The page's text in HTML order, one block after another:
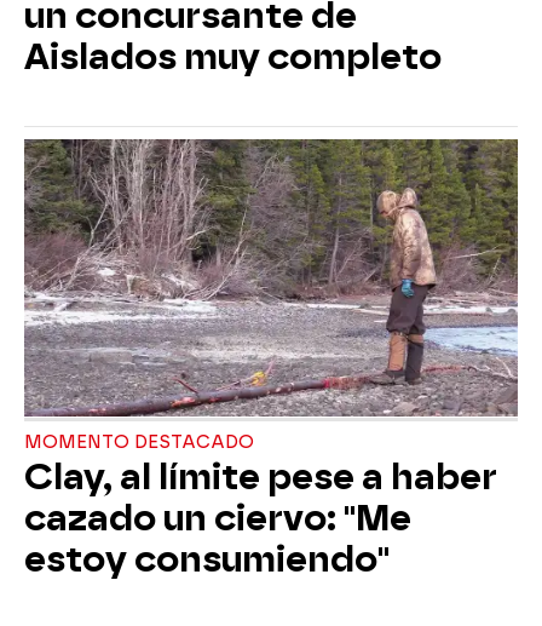
un concursante de
Aislados muy completo
MOMENTO DESTACADO
Clay, al límite pese a haber
cazado un ciervo: "Me
estoy consumiendo"